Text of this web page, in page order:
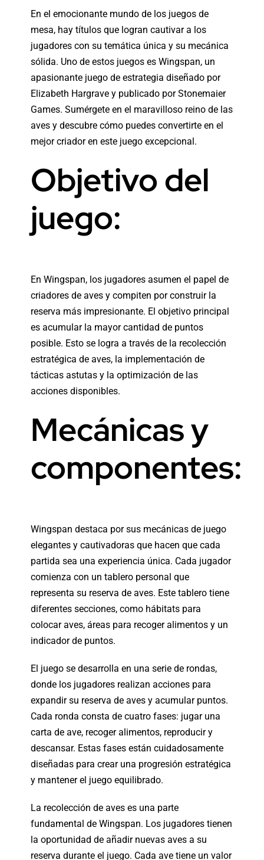
En el emocionante mundo de los juegos de
mesa, hay títulos que logran cautivar a los
jugadores con su temática única y su mecánica
sólida. Uno de estos juegos esWingspan, un
apasionante juego de estrategia diseñado por
Elizabeth Hargrave y publicado por Stonemaier
Games. Sumérgete en el maravilloso reino de las
aves y descubre cómo puedes convertirte en el
mejor criador en este juego excepcional.
Objetivo del
juego:
EnWingspan, los jugadores asumen el papel de
criadores de aves y compiten por construir la
reserva más impresionante. El objetivo principal
es acumular la mayor cantidad de puntos
posible. Esto se logra a través de la recolección
estratégica de aves, la implementación de
tácticas astutas y la optimización de las
acciones disponibles.
Mecánicas y
componentes:
Wingspan destaca por sus mecánicas de juego
elegantes y cautivadoras que hacen que cada
partida sea una experiencia única. Cada jugador
comienza con un tablero personal que
representa su reserva de aves. Este tablero tiene
diferentes secciones, como hábitats para
colocar aves, áreas para recoger alimentos y un
indicador de puntos.
El juego se desarrolla en una serie de rondas,
donde los jugadores realizan acciones para
expandir su reserva de aves y acumular puntos.
Cada ronda consta de cuatro fases: jugar una
carta de ave, recoger alimentos, reproducir y
descansar. Estas fases están cuidadosamente
diseñadas para crear una progresión estratégica
y mantener el juego equilibrado.
La recolección de aves es una parte
fundamental de Wingspan. Los jugadores tienen
la oportunidad de añadir nuevas aves a su
reserva durante el juego. Cada ave tiene un valor